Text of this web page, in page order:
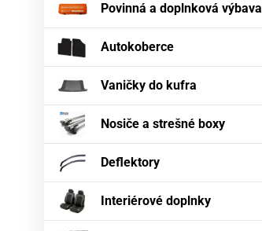
Povinná a doplnková výbava
Autokoberce
Vaničky do kufra
Nosiče a strešné boxy
Deflektory
Interiérové doplnky